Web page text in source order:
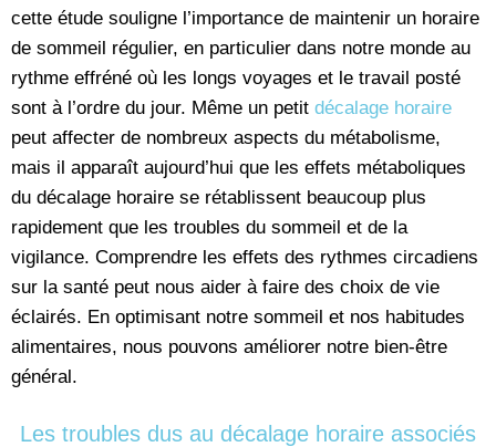
cette étude souligne l’importance de maintenir un horaire
de sommeil régulier, en particulier dans notre monde au
rythme effréné où les longs voyages et le travail posté
sont à l’ordre du jour. Même un petit décalage horaire
peut affecter de nombreux aspects du métabolisme,
mais il apparaît aujourd’hui que les effets métaboliques
du décalage horaire se rétablissent beaucoup plus
rapidement que les troubles du sommeil et de la
vigilance. Comprendre les effets des rythmes circadiens
sur la santé peut nous aider à faire des choix de vie
éclairés. En optimisant notre sommeil et nos habitudes
alimentaires, nous pouvons améliorer notre bien-être
général.
Les troubles dus au décalage horaire associés